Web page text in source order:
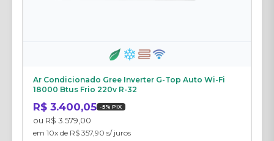
Ar Condicionado Gree Inverter G-Top Auto Wi-Fi
18000 Btus Frio 220v R-32
R$ 3.400,05 -5% PIX
ou R$ 3.579,00
em 10x de R$ 357,90 s/ juros